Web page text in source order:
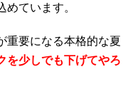
めています。
重要になる本格的な夏
を少しでも下げてやろ